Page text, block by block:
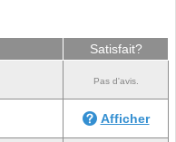
Satisfait?
Pas d'avis.
Afficher